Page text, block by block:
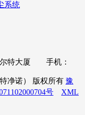
系统
尔特大厦 手机：
净诺） 版权所有 豫
号
XML